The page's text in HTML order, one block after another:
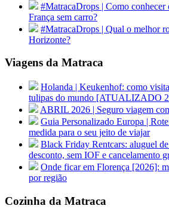
#MatracaDrops | Como conhecer
França sem carro?
#MatracaDrops | Qual o melhor
Horizonte?
Viagens da Matraca
Holanda | Keukenhof: como
tulipas do mundo [ATUALIZADO
ABRIL 2026 | Seguro viagem
Guia Personalizado Europa |
medida para o seu jeito de viajar
Black Friday Rentcars: aluguel
desconto, sem IOF e cancelamento
Onde ficar em Florença [2026]:
por região
Cozinha da Matraca